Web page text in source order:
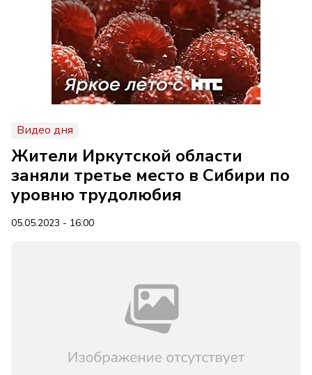
Видео дня
Жители Иркутской области
заняли третье место в Сибири по
уровню трудолюбия
05.05.2023 - 16:00